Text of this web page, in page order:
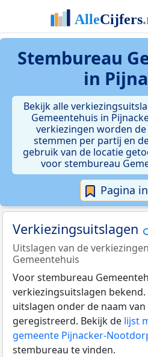
Stembureau
in
Bekijk alle
Gemeentehuis in
verkiezingen worden
stemmen per partij en
gebruik van de locatie
voor stembureau
Pagina
Verkiezingsuitslagen
Uitslagen van de
Gemeentehuis
Voor stembureau
verkiezingsuitslagen
uitslagen onder de naam
geregistreerd. Bekijk de lijst
gemeente Pijnacker-
stembureau te vinden.